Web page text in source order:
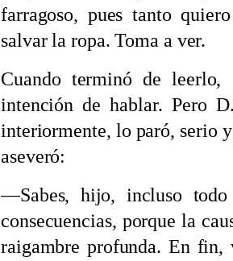
farragoso, pues tanto
salvar la ropa. Toma a ver.
Cuando terminó de
intención de hablar. Pero
interiormente, lo paró, serio
aseveró:
—Sabes, hijo, incluso
consecuencias, porque la
raigambre profunda. En